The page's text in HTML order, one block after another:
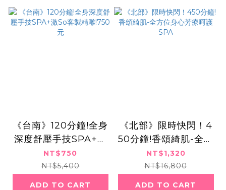
《台南》120分鐘!全身
深度舒壓手技SPA+激
So客製精雕!750元
NT$750
NT$5,400
ADD TO CART
《北部》限時快閃！4
50分鐘!香頌綺肌-全方
位身心芳療呵護SPA
NT$1,320
NT$16,800
ADD TO CART